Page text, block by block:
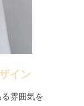
イン
雰囲気を